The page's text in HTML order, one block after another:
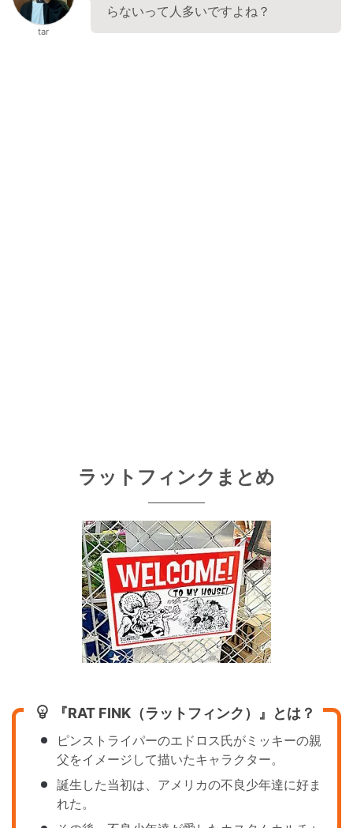
tar
らないって人多いですよね？
ラットフィンクまとめ
『RAT FINK（ラットフィンク）』とは？
ピンストライパーのエドロス氏がミッキーの親
父をイメージして描いたキャラクター。
誕生した当初は、アメリカの不良少年達に好ま
れた。